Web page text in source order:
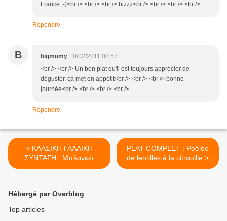
France ;-)<br /> <br /> <br /> bizzz<br /> <br /> <br /> <br />
Répondre
B bigmumy 10/02/2011 08:57
<br /> <br /> Un bon plat qu'il est toujours apprécier de
déguster, ça met en appétit<br /> <br /> <br /> bonne
journée<br /> <br /> <br /> <br />
Répondre
< ΚΛΑΣΙΚΗ ΓΑΛΛΙΚΗ
ΣΥΝΤΑΓΗ : Μπλανκέτ
PLAT COMPLET : Poêlée
de lentilles à la citrouille >
Hébergé par Overblog
Top articles